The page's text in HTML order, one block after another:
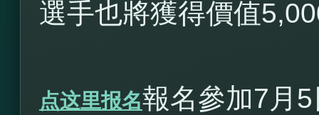
選手也將獲得價值
点这里报名報名參加7月